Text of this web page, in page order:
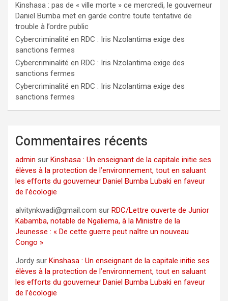
Kinshasa : pas de « ville morte » ce mercredi, le gouverneur
Daniel Bumba met en garde contre toute tentative de
trouble à l’ordre public
Cybercriminalité en RDC : Iris Nzolantima exige des
sanctions fermes
Cybercriminalité en RDC : Iris Nzolantima exige des
sanctions fermes
Cybercriminalité en RDC : Iris Nzolantima exige des
sanctions fermes
Commentaires récents
admin sur Kinshasa : Un enseignant de la capitale initie ses
élèves à la protection de l’environnement, tout en saluant
les efforts du gouverneur Daniel Bumba Lubaki en faveur
de l’écologie
alvitynkwadi@gmail.com sur RDC/Lettre ouverte de Junior
Kabamba, notable de Ngaliema, à la Ministre de la
Jeunesse : « De cette guerre peut naître un nouveau
Congo »
Jordy sur Kinshasa : Un enseignant de la capitale initie ses
élèves à la protection de l’environnement, tout en saluant
les efforts du gouverneur Daniel Bumba Lubaki en faveur
de l’écologie